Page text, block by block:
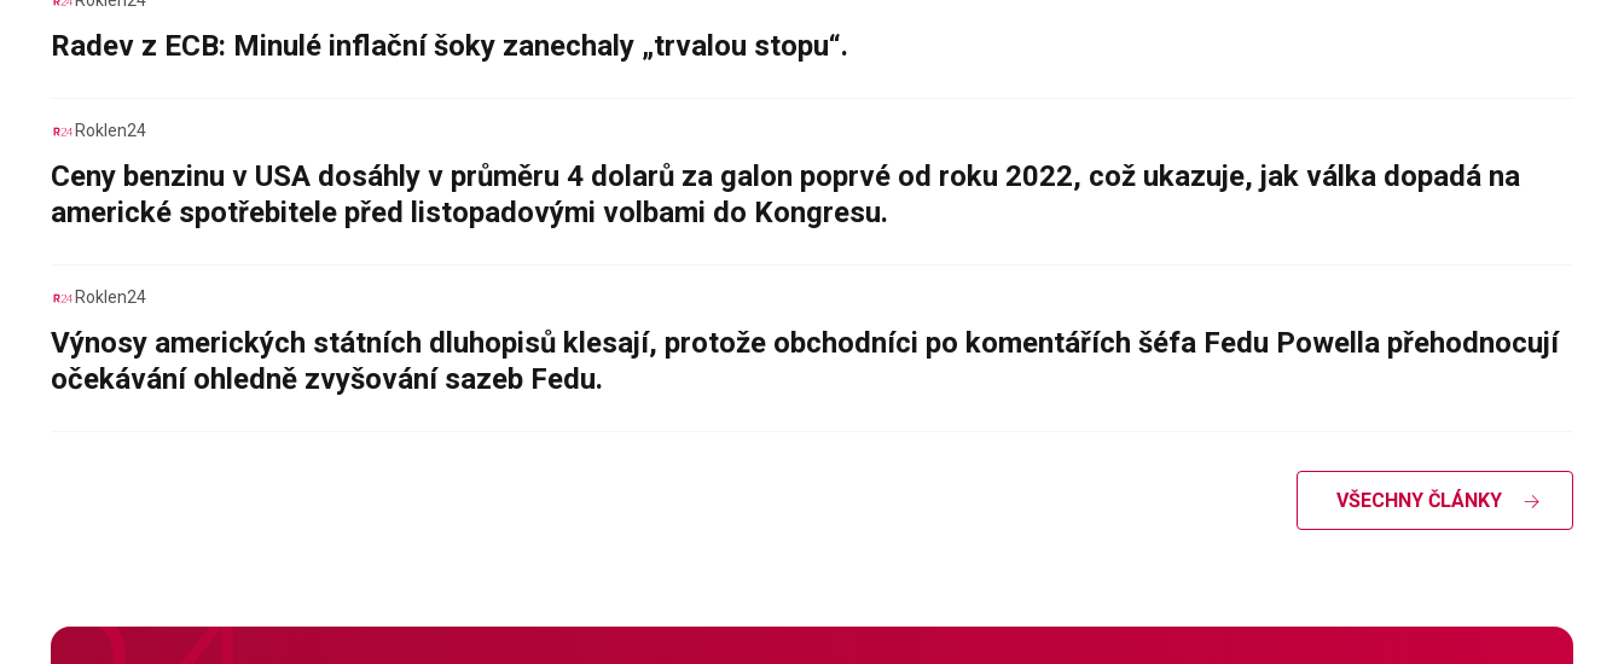
Radev z ECB: Minulé inflační šoky zanechaly „trvalou stopu“.
Roklen24
Ceny benzinu v USA dosáhly v průměru 4 dolarů za galon poprvé od roku 2022, což ukazuje, jak válka dopadá na
americké spotřebitele před listopadovými volbami do Kongresu.
Roklen24
Výnosy amerických státních dluhopisů klesají, protože obchodníci po komentářích šéfa Fedu Powella přehodnocují
očekávání ohledně zvyšování sazeb Fedu.
VŠECHNY ČLÁNKY